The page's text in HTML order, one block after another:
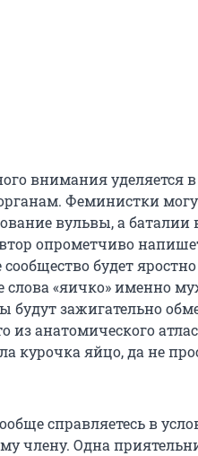
внимания уделяется
Феминистки
вульвы, а баталии
опрометчиво
будет
слова «яичко» именно
будут зажигательно
из анатомического
курочка яйцо, да не
справляетесь в
члену. Одна